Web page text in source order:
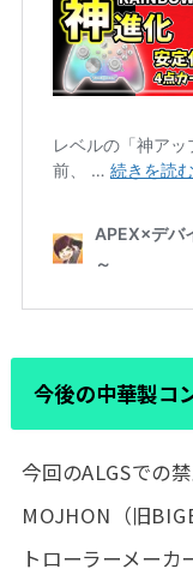
今後の中華製コ
今回のALGSでの
MOJHON（旧
トローラーメーカ